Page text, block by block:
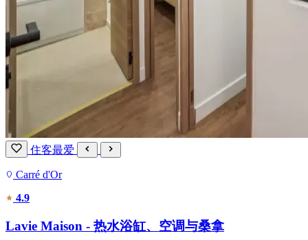
住客最爱
Carré d'Or
4.9
Lavie Maison - 热水浴缸、空调与桑拿